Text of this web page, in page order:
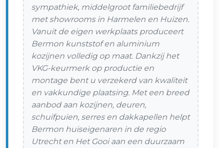
sympathiek, middelgroot familiebedrijf
met showrooms in Harmelen en Huizen.
Vanuit de eigen werkplaats produceert
Bermon kunststof en aluminium
kozijnen volledig op maat. Dankzij het
VKG-keurmerk op productie en
montage bent u verzekerd van kwaliteit
en vakkundige plaatsing. Met een breed
aanbod aan kozijnen, deuren,
schuifpuien, serres en dakkapellen helpt
Bermon huiseigenaren in de regio
Utrecht en Het Gooi aan een duurzaam